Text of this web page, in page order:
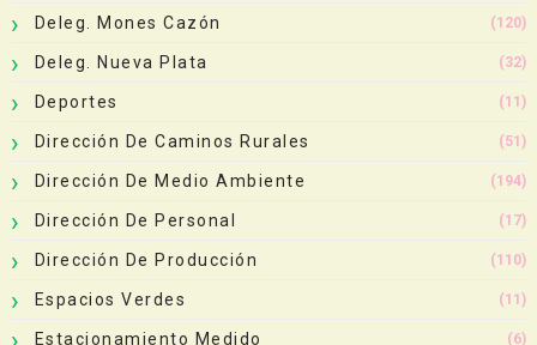
Deleg. Mones Cazón (120)
Deleg. Nueva Plata (32)
Deportes (11)
Dirección De Caminos Rurales (51)
Dirección De Medio Ambiente (194)
Dirección De Personal (17)
Dirección De Producción (110)
Espacios Verdes (11)
Estacionamiento Medido (6)